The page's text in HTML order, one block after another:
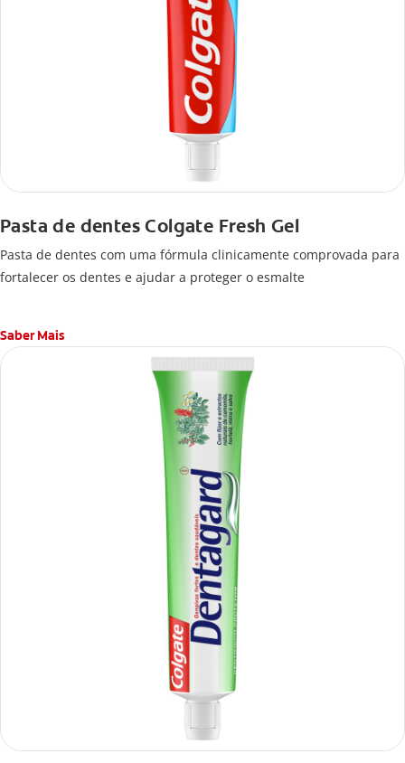
Pasta de dentes Colgate Fresh Gel
Pasta de dentes com uma fórmula clinicamente comprovada para
fortalecer os dentes e ajudar a proteger o esmalte
Saber Mais